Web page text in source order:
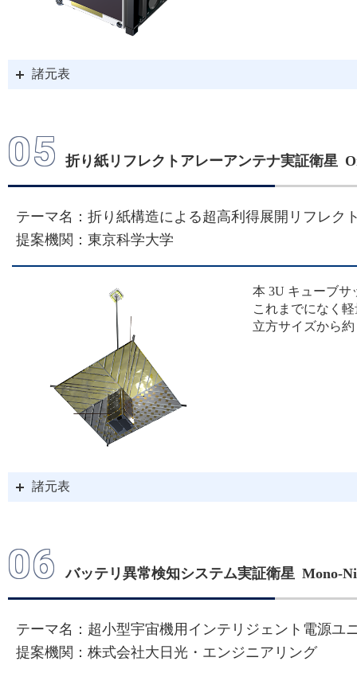
諸元表
05 折り紙リフレクトアレーアンテナ実証衛星
テーマ名：折り紙構造による超高利得展開リフレク
提案機関：東京科学大学
本 3U キューブサ
これまでになく
立方サイズから
諸元表
06 バッテリ異常検知システム実証衛星 Mono-
テーマ名：超小型宇宙機用インテリジェント電源ユ
提案機関：株式会社大日光・エンジニアリング